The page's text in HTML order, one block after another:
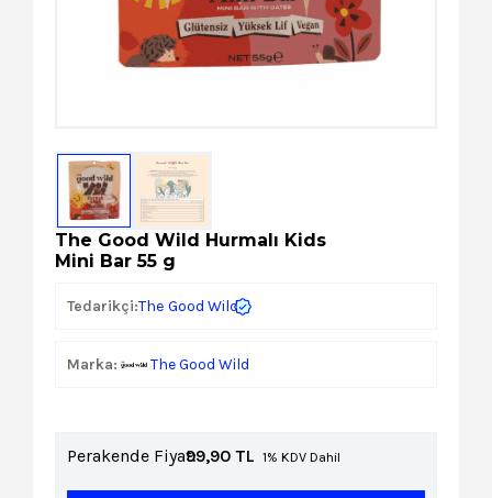
Paket Servis Ürünleri
The Good Wild Hurmalı Kids
Mini Bar 55 g
Tedarikçi:The Good Wild
Marka: The Good Wild
Perakende Fiyat:99,90 TL 1% KDV Dahil